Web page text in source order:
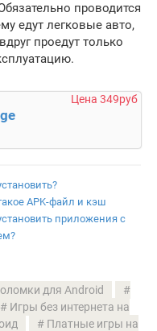
проводится
едут легковые авто,
проедут только
Цена 349руб
APK-файл и кэш
приложения с
для Android
Игры без интернета на
Платные игры на